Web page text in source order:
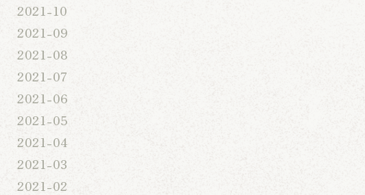
2021-10
2021-09
2021-08
2021-07
2021-06
2021-05
2021-04
2021-03
2021-02